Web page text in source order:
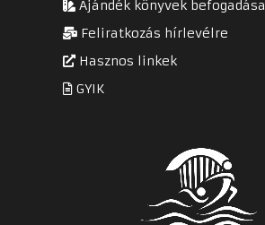
Ajándék könyvek befogadása
Feliratkozás hírlevélre
Hasznos linkek
GYIK